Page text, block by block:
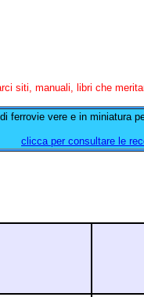
siti, manuali, libri che
ferrovie vere e in
clicca per consultare le